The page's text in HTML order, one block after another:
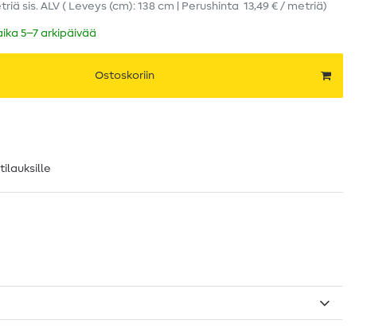
sis. ALV ( Leveys (cm): 138 cm | Perushinta 13,49 € / metriä)
5–7 arkipäivää
Ostoskoriin
tilauksille